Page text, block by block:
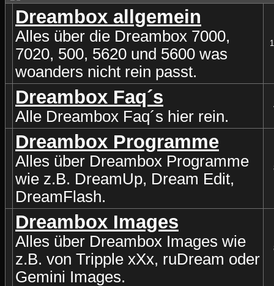
Dreambox allgemein
Alles über die Dreambox 7000,
7020, 500, 5620 und 5600 was
woanders nicht rein passt.
Dreambox Faq´s
Alle Dreambox Faq´s hier rein.
Dreambox Programme
Alles über Dreambox Programme
wie z.B. DreamUp, Dream Edit,
DreamFlash.
Dreambox Images
Alles über Dreambox Images wie
z.B. von Tripple xXx, ruDream oder
Gemini Images.